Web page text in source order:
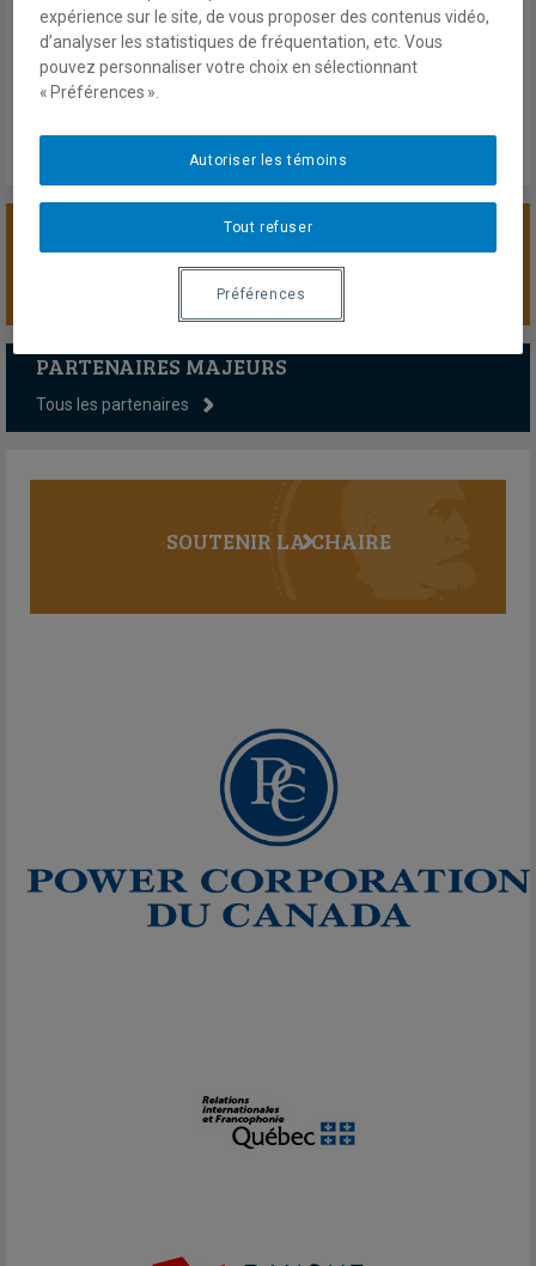
Août 2017
En savoir plus
SOUTENIR LA CHAIRE
PARTENAIRES MAJEURS
Tous les partenaires
SOUTENIR LA CHAIRE
expérience sur le site, de vous proposer des contenus vidéo,
d’analyser les statistiques de fréquentation, etc. Vous
pouvez personnaliser votre choix en sélectionnant
« Préférences ».
Tout refuser
Autoriser les témoins
Préférences